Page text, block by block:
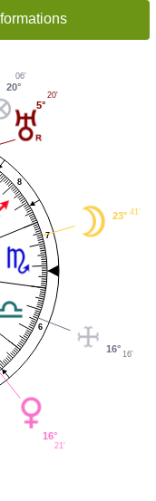
6
7
8
23° 41'
5°
20'
20°
06'
16°
21'
16° 16'